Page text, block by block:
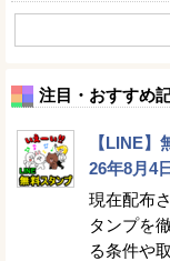
注目・おすすめ
【LINE
26年8月4
現在配布
タンプを
る条件や